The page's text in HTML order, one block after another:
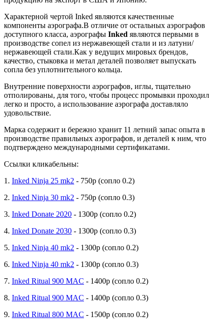
Характерной чертой Inked являются качественные
компоненты аэрографа.В отличие от остальных аэрографов
доступного класса, аэрографы Inked являются первыми в
производстве сопел из нержавеющей стали и из латуни/
нержавеющей стали.Как у ведущих мировых брендов,
качество, стыковка и метал деталей позволяет выпускать
сопла без уплотнительного кольца.
Внутренние поверхности аэрографов, иглы, тщательно
отполированы, для того, чтобы процесс промывки проходил
легко и просто, а использование аэрографа доставляло
удовольствие.
Марка содержит и бережно хранит 11 летний запас опыта в
производстве правильных аэрографов, и деталей к ним, что
подтверждено международными сертификатами.
Ссылки кликабельны:
1. Inked Ninja 25 mk2 - 750р (сопло 0.2)
2. Inked Ninja 30 mk2 - 750р (сопло 0.3)
3. Inked Donate 2020 - 1300р (сопло 0.2)
4. Inked Donate 2030 - 1300р (сопло 0.3)
5. Inked Ninja 40 mk2 - 1300р (сопло 0.2)
6. Inked Ninja 40 mk2 - 1300р (сопло 0.3)
7. Inked Ritual 900 MAC - 1400р (сопло 0.2)
8. Inked Ritual 900 MAC - 1400р (сопло 0.3)
9. Inked Ritual 800 MAC - 1500р (сопло 0.2)